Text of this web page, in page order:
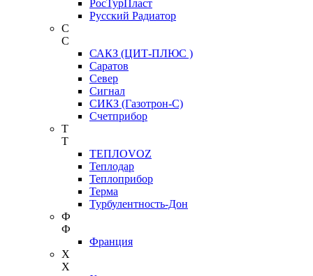
РосТурПласт
Русский Радиатор
С
С
САКЗ (ЦИТ-ПЛЮС )
Саратов
Север
Сигнал
СИКЗ (Газотрон-С)
Счетприбор
Т
Т
ТЕПЛОVOZ
Теплодар
Теплоприбор
Терма
Турбулентность-Дон
Ф
Ф
Франция
Х
Х